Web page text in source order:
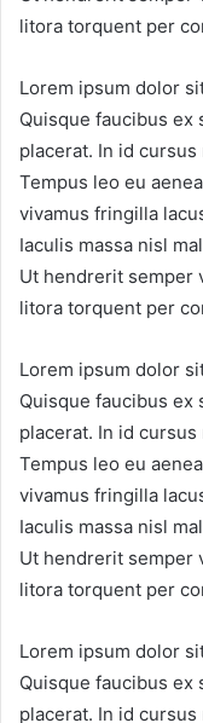
litora torquent per
Lorem ipsum dolor
Quisque faucibus ex
placerat. In id
Tempus leo eu
vivamus fringilla
Iaculis massa nisl
Ut hendrerit semper
litora torquent per
Lorem ipsum dolor
Quisque faucibus ex
placerat. In id
Tempus leo eu
vivamus fringilla
Iaculis massa nisl
Ut hendrerit semper
litora torquent per
Lorem ipsum dolor
Quisque faucibus ex
placerat. In id